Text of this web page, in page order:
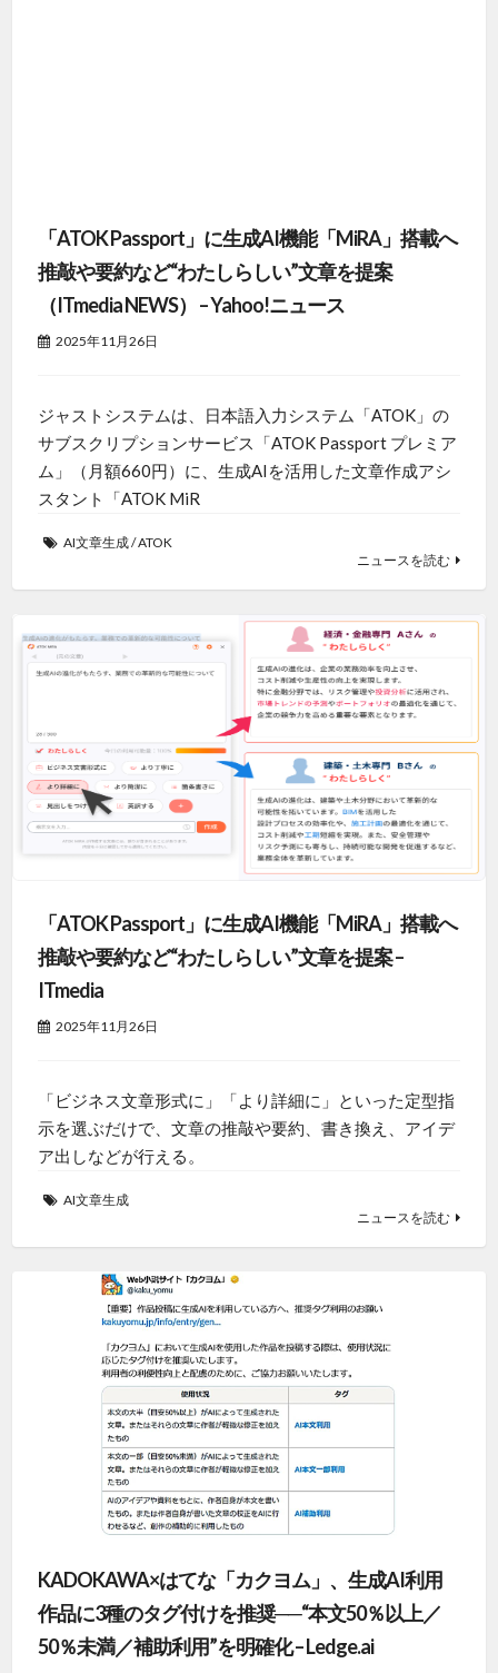
「ATOK Passport」に生成AI機能「MiRA」搭載へ
推敲や要約など“わたしらしい”文章を提案
（ITmedia NEWS） – Yahoo!ニュース
2025年11月26日
ジャストシステムは、日本語入力システム「ATOK」の
サブスクリプションサービス「ATOK Passport プレミア
ム」（月額660円）に、生成AIを活用した文章作成アシ
スタント「ATOK MiR
AI文章生成/ATOK
ニュースを読む
「ATOK Passport」に生成AI機能「MiRA」搭載へ
推敲や要約など“わたしらしい”文章を提案 –
ITmedia
2025年11月26日
「ビジネス文章形式に」「より詳細に」といった定型指
示を選ぶだけで、文章の推敲や要約、書き換え、アイデ
ア出しなどが行える。
AI文章生成
ニュースを読む
KADOKAWA×はてな「カクヨム」、生成AI利用
作品に3種のタグ付けを推奨──“本文50％以上／
50％未満／補助利用”を明確化 – Ledge.ai